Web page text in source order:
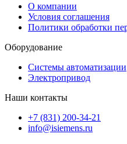
О компании
Условия соглашения
Политики обработки
Оборудование
Системы автоматизации
Электропривод
Наши контакты
+7 (831) 200-34-21
info@isiemens.ru